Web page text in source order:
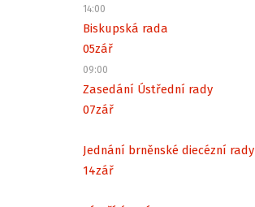
14:00
Biskupská rada
05zář
09:00
Zasedání Ústřední rady
07zář
Jednání brněnské diecézní rady
14zář